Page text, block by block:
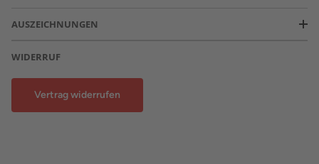
AUSZEICHNUNGEN
WIDERRUF
Vertrag widerrufen